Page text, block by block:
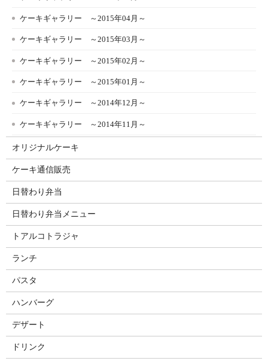
ケーキギャラリー ～2015年04月～
ケーキギャラリー ～2015年03月～
ケーキギャラリー ～2015年02月～
ケーキギャラリー ～2015年01月～
ケーキギャラリー ～2014年12月～
ケーキギャラリー ～2014年11月～
オリジナルケーキ
ケーキ通信販売
日替わり弁当
日替わり弁当メニュー
トアルコトラジャ
ランチ
パスタ
ハンバーグ
デザート
ドリンク